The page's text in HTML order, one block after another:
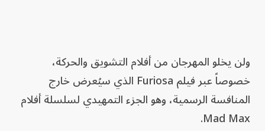
ولن يخلو المهرجان من أفلام التشويق والحركة،
خصوصاً عبر فيلم Furiosa الذي سيُعرض خارج
المنافسة الرسمية، وهو الجزء التمهيدي لسلسلة أفلام
Mad Max.